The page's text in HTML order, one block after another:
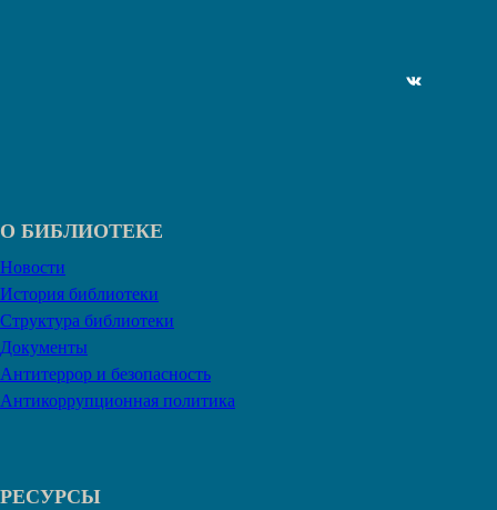
ВКонтакте
О БИБЛИОТЕКЕ
Новости
История библиотеки
Структура библиотеки
Документы
Антитеррор и безопасность
Антикоррупционная политика
РЕСУРСЫ